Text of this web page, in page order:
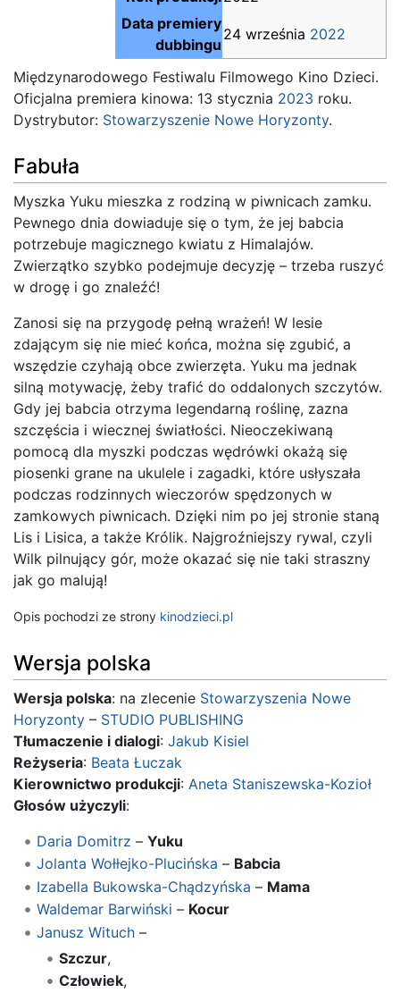
Data premiery
dubbingu
24 września 2022
Międzynarodowego Festiwalu Filmowego Kino Dzieci.
Oficjalna premiera kinowa: 13 stycznia 2023 roku.
Dystrybutor: Stowarzyszenie Nowe Horyzonty.
Fabuła
Myszka Yuku mieszka z rodziną w piwnicach zamku.
Pewnego dnia dowiaduje się o tym, że jej babcia
potrzebuje magicznego kwiatu z Himalajów.
Zwierzątko szybko podejmuje decyzję – trzeba ruszyć
w drogę i go znaleźć!
Zanosi się na przygodę pełną wrażeń! W lesie
zdającym się nie mieć końca, można się zgubić, a
wszędzie czyhają obce zwierzęta. Yuku ma jednak
silną motywację, żeby trafić do oddalonych szczytów.
Gdy jej babcia otrzyma legendarną roślinę, zazna
szczęścia i wiecznej światłości. Nieoczekiwaną
pomocą dla myszki podczas wędrówki okażą się
piosenki grane na ukulele i zagadki, które usłyszała
podczas rodzinnych wieczorów spędzonych w
zamkowych piwnicach. Dzięki nim po jej stronie staną
Lis i Lisica, a także Królik. Najgroźniejszy rywal, czyli
Wilk pilnujący gór, może okazać się nie taki straszny
jak go malują!
Opis pochodzi ze strony kinodzieci.pl
Wersja polska
Wersja polska: na zlecenie Stowarzyszenia Nowe
Horyzonty – STUDIO PUBLISHING
Tłumaczenie i dialogi: Jakub Kisiel
Reżyseria: Beata Łuczak
Kierownictwo produkcji: Aneta Staniszewska-Kozioł
Głosów użyczyli:
Daria Domitrz – Yuku
Jolanta Wołłejko-Plucińska – Babcia
Izabella Bukowska-Chądzyńska – Mama
Waldemar Barwiński – Kocur
Janusz Wituch–
Szczur,
Człowiek,